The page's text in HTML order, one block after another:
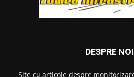
DESPRE NOI
Site cu articole despre